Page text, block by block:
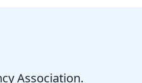
Association.